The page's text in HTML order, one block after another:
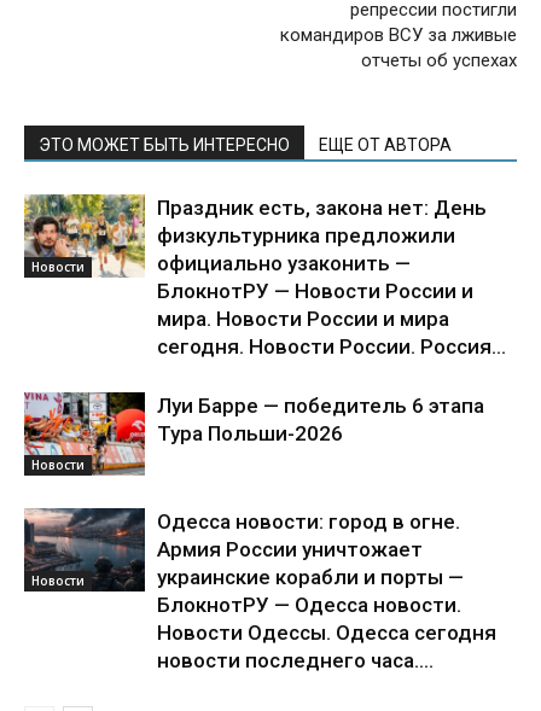
репрессии постигли
командиров ВСУ за лживые
отчеты об успехах
ЭТО МОЖЕТ БЫТЬ ИНТЕРЕСНО ЕЩЕ ОТ АВТОРА
Новости
Праздник есть, закона нет: День
физкультурника предложили
официально узаконить —
БлокнотРУ — Новости России и
мира. Новости России и мира
сегодня. Новости России. Россия...
Новости
Луи Барре — победитель 6 этапа
Тура Польши-2026
Новости
Одесса новости: город в огне.
Армия России уничтожает
украинские корабли и порты —
БлокнотРУ — Одесса новости.
Новости Одессы. Одесса сегодня
новости последнего часа....